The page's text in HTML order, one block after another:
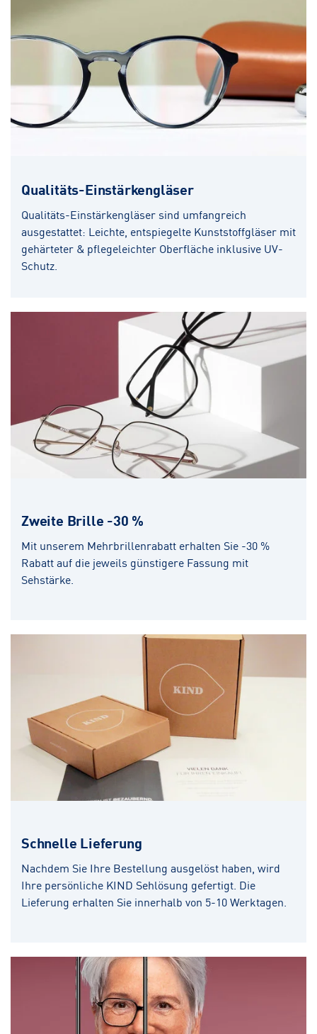
Qualitäts-Einstärkengläser
Qualitäts-Einstärkengläser sind umfangreich
ausgestattet: Leichte, entspiegelte Kunststoffgläser mit
gehärteter & pflegeleichter Oberfläche inklusive UV-
Schutz.
Zweite Brille -30 %
Mit unserem Mehrbrillenrabatt erhalten Sie -30 %
Rabatt auf die jeweils günstigere Fassung mit
Sehstärke.
Schnelle Lieferung
Nachdem Sie Ihre Bestellung ausgelöst haben, wird
Ihre persönliche KIND Sehlösung gefertigt. Die
Lieferung erhalten Sie innerhalb von 5-10 Werktagen.